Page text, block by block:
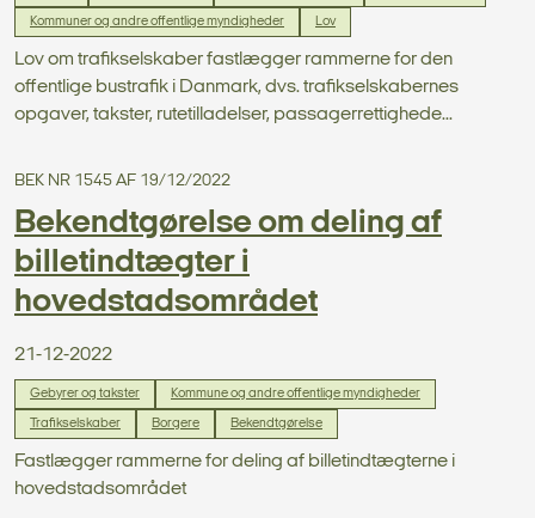
Kommuner og andre offentlige myndigheder Lov
Lov om trafikselskaber fastlægger rammerne for den
offentlige bustrafik i Danmark, dvs. trafikselskabernes
opgaver, takster, rutetilladelser, passagerrettighede...
BEK NR 1545 AF 19/12/2022
Bekendtgørelse om deling af
billetindtægter i
hovedstadsområdet
21-12-2022
Gebyrer og takster Kommune og andre offentlige myndigheder
Trafikselskaber Borgere Bekendtgørelse
Fastlægger rammerne for deling af billetindtægterne i
hovedstadsområdet